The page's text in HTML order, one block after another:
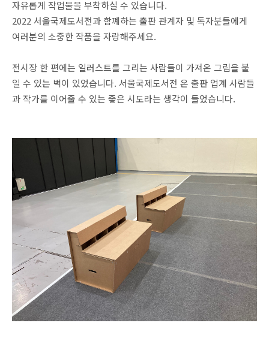
자유롭게 작업물을 부착하실 수 있습니다.
2022 서울국제도서전과 함꼐하는 출판 관계자 및 독자분들에게
여러분의 소중한 작품을 자랑해주세요.
전시장 한 편에는 일러스트를 그리는 사람들이 가져온 그림을 붙
일 수 있는 벽이 있었습니다. 서울국제도서전 온 출판 업계 사람들
과 작가를 이어줄 수 있는 좋은 시도라는 생각이 들었습니다.